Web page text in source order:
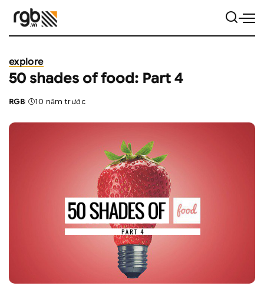
explore
50 shades of food: Part 4
Posted
RGB 10 năm trước